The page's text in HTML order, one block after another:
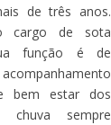
de três anos.
cargo de sota
função é de
bem estar dos
chuva sempre